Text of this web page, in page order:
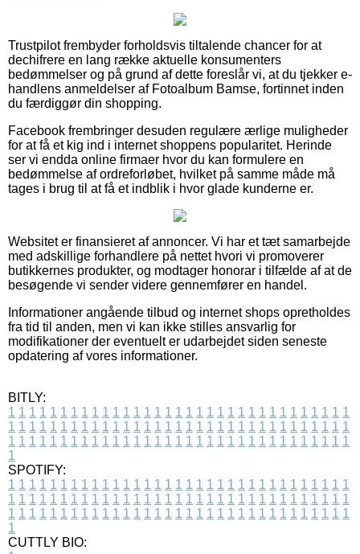
Trustpilot frembyder forholdsvis tiltalende chancer for at
dechifrere en lang række aktuelle konsumenters
bedømmelser og på grund af dette foreslår vi, at du tjekker e-
handlens anmeldelser af Fotoalbum Bamse, fortinnet inden
du færdiggør din shopping.
Facebook frembringer desuden regulære ærlige muligheder
for at få et kig ind i internet shoppens popularitet. Herinde
ser vi endda online firmaer hvor du kan formulere en
bedømmelse af ordreforløbet, hvilket på samme måde må
tages i brug til at få et indblik i hvor glade kunderne er.
Websitet er finansieret af annoncer. Vi har et tæt samarbejde
med adskillige forhandlere på nettet hvori vi promoverer
butikkernes produkter, og modtager honorar i tilfælde af at de
besøgende vi sender videre gennemfører en handel.
Informationer angående tilbud og internet shops opretholdes
fra tid til anden, men vi kan ikke stilles ansvarlig for
modifikationer der eventuelt er udarbejdet siden seneste
opdatering af vores informationer.
BITLY:
1 1 1 1 1 1 1 1 1 1 1 1 1 1 1 1 1 1 1 1 1 1 1 1 1 1 1 1 1 1 1 1 1
1 1 1 1 1 1 1 1 1 1 1 1 1 1 1 1 1 1 1 1 1 1 1 1 1 1 1 1 1 1 1 1 1
1 1 1 1 1 1 1 1 1 1 1 1 1 1 1 1 1 1 1 1 1 1 1 1 1 1 1 1 1 1 1 1 1
1
SPOTIFY:
1 1 1 1 1 1 1 1 1 1 1 1 1 1 1 1 1 1 1 1 1 1 1 1 1 1 1 1 1 1 1 1 1
1 1 1 1 1 1 1 1 1 1 1 1 1 1 1 1 1 1 1 1 1 1 1 1 1 1 1 1 1 1 1 1 1
1 1 1 1 1 1 1 1 1 1 1 1 1 1 1 1 1 1 1 1 1 1 1 1 1 1 1 1 1 1 1 1 1
1
CUTTLY BIO: